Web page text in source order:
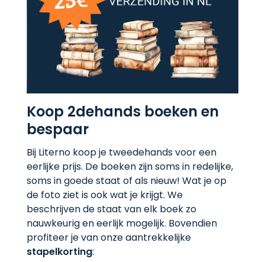
Koop 2dehands boeken en
bespaar
Bij Literno koop je tweedehands voor een
eerlijke prijs. De boeken zijn soms in redelijke,
soms in goede staat of als nieuw! Wat je op
de foto ziet is ook wat je krijgt. We
beschrijven de staat van elk boek zo
nauwkeurig en eerlijk mogelijk. Bovendien
profiteer je van onze aantrekkelijke
stapelkorting: